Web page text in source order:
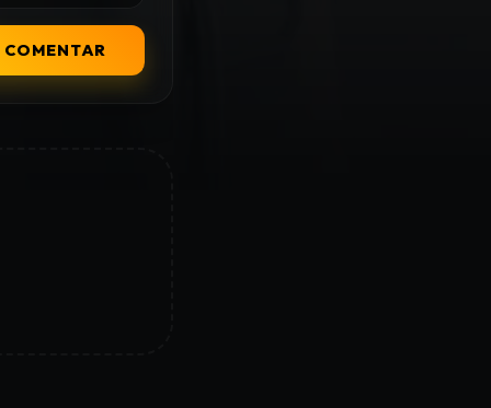
COMENTAR